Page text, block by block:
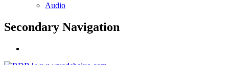
Audio
Secondary Navigation